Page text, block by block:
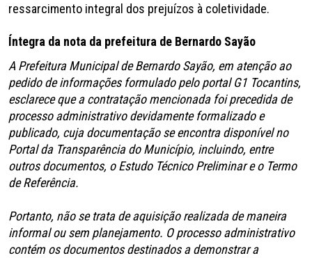
ressarcimento integral dos prejuízos à coletividade.
Íntegra da nota da prefeitura de Bernardo Sayão
A Prefeitura Municipal de Bernardo Sayão, em atenção ao
pedido de informações formulado pelo portal G1 Tocantins,
esclarece que a contratação mencionada foi precedida de
processo administrativo devidamente formalizado e
publicado, cuja documentação se encontra disponível no
Portal da Transparência do Município, incluindo, entre
outros documentos, o Estudo Técnico Preliminar e o Termo
de Referência.
Portanto, não se trata de aquisição realizada de maneira
informal ou sem planejamento. O processo administrativo
contém os documentos destinados a demonstrar a